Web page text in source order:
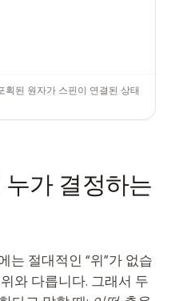
획된 원자가 스핀이 연결된 상태
누가 결정하는
는 절대적인 “위”가 없습
와 다릅니다. 그래서 두